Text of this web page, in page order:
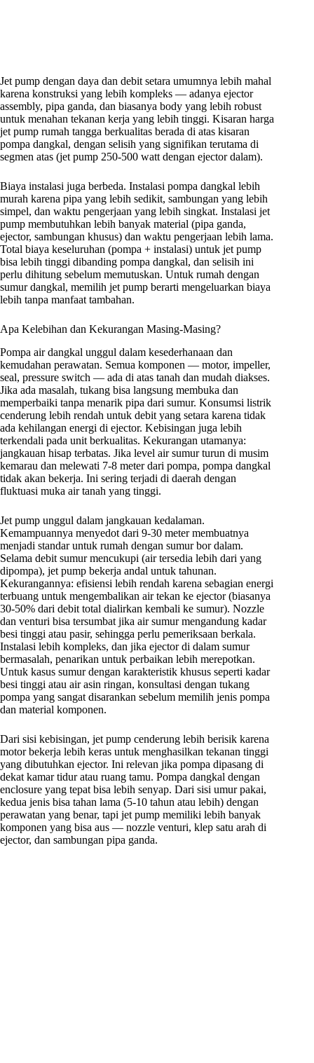
Jet pump dengan daya dan debit setara umumnya lebih mahal
karena konstruksi yang lebih kompleks — adanya ejector
assembly, pipa ganda, dan biasanya body yang lebih robust
untuk menahan tekanan kerja yang lebih tinggi. Kisaran harga
jet pump rumah tangga berkualitas berada di atas kisaran
pompa dangkal, dengan selisih yang signifikan terutama di
segmen atas (jet pump 250-500 watt dengan ejector dalam).
Biaya instalasi juga berbeda. Instalasi pompa dangkal lebih
murah karena pipa yang lebih sedikit, sambungan yang lebih
simpel, dan waktu pengerjaan yang lebih singkat. Instalasi jet
pump membutuhkan lebih banyak material (pipa ganda,
ejector, sambungan khusus) dan waktu pengerjaan lebih lama.
Total biaya keseluruhan (pompa + instalasi) untuk jet pump
bisa lebih tinggi dibanding pompa dangkal, dan selisih ini
perlu dihitung sebelum memutuskan. Untuk rumah dengan
sumur dangkal, memilih jet pump berarti mengeluarkan biaya
lebih tanpa manfaat tambahan.
Apa Kelebihan dan Kekurangan Masing-Masing?
Pompa air dangkal unggul dalam kesederhanaan dan
kemudahan perawatan. Semua komponen — motor, impeller,
seal, pressure switch — ada di atas tanah dan mudah diakses.
Jika ada masalah, tukang bisa langsung membuka dan
memperbaiki tanpa menarik pipa dari sumur. Konsumsi listrik
cenderung lebih rendah untuk debit yang setara karena tidak
ada kehilangan energi di ejector. Kebisingan juga lebih
terkendali pada unit berkualitas. Kekurangan utamanya:
jangkauan hisap terbatas. Jika level air sumur turun di musim
kemarau dan melewati 7-8 meter dari pompa, pompa dangkal
tidak akan bekerja. Ini sering terjadi di daerah dengan
fluktuasi muka air tanah yang tinggi.
Jet pump unggul dalam jangkauan kedalaman.
Kemampuannya menyedot dari 9-30 meter membuatnya
menjadi standar untuk rumah dengan sumur bor dalam.
Selama debit sumur mencukupi (air tersedia lebih dari yang
dipompa), jet pump bekerja andal untuk tahunan.
Kekurangannya: efisiensi lebih rendah karena sebagian energi
terbuang untuk mengembalikan air tekan ke ejector (biasanya
30-50% dari debit total dialirkan kembali ke sumur). Nozzle
dan venturi bisa tersumbat jika air sumur mengandung kadar
besi tinggi atau pasir, sehingga perlu pemeriksaan berkala.
Instalasi lebih kompleks, dan jika ejector di dalam sumur
bermasalah, penarikan untuk perbaikan lebih merepotkan.
Untuk kasus sumur dengan karakteristik khusus seperti kadar
besi tinggi atau air asin ringan, konsultasi dengan tukang
pompa yang sangat disarankan sebelum memilih jenis pompa
dan material komponen.
Dari sisi kebisingan, jet pump cenderung lebih berisik karena
motor bekerja lebih keras untuk menghasilkan tekanan tinggi
yang dibutuhkan ejector. Ini relevan jika pompa dipasang di
dekat kamar tidur atau ruang tamu. Pompa dangkal dengan
enclosure yang tepat bisa lebih senyap. Dari sisi umur pakai,
kedua jenis bisa tahan lama (5-10 tahun atau lebih) dengan
perawatan yang benar, tapi jet pump memiliki lebih banyak
komponen yang bisa aus — nozzle venturi, klep satu arah di
ejector, dan sambungan pipa ganda.